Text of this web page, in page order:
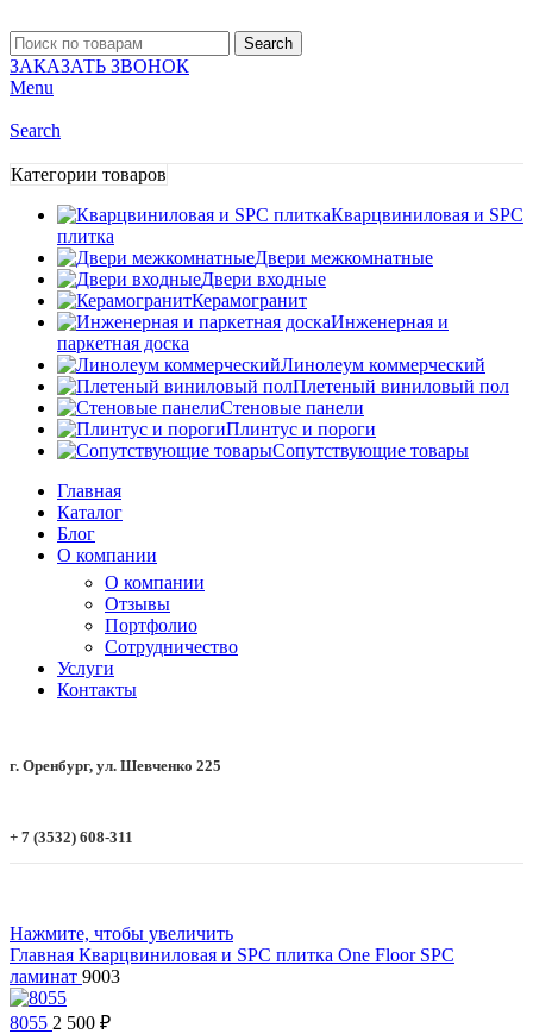
Search
ЗАКАЗАТЬ ЗВОНОК
Menu
Search
Категории товаров
Кварцвиниловая и SPC
плитка
Двери межкомнатные
Двери входные
Керамогранит
Инженерная и
паркетная доска
Линолеум коммерческий
Плетеный виниловый пол
Стеновые панели
Плинтус и пороги
Сопутствующие товары
Главная
Каталог
Блог
О компании
О компании
Отзывы
Портфолио
Сотрудничество
Услуги
Контакты
г. Оренбург, ул. Шевченко 225
+ 7 (3532) 608-311
Нажмите, чтобы увеличить
Главная Кварцвиниловая и SPC плитка One Floor SPC
ламинат 9003
8055 2 500 ₽